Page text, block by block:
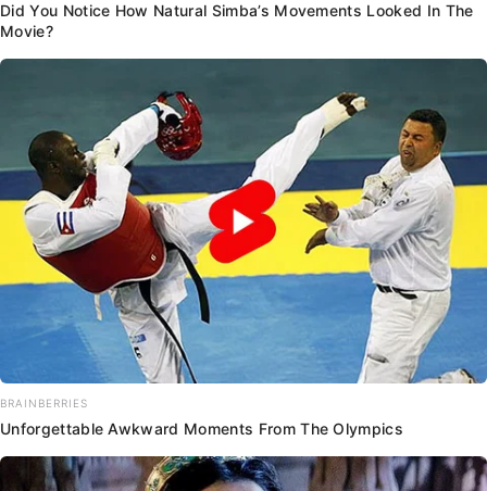
Did You Notice How Natural Simba’s Movements Looked In The
Movie?
BRAINBERRIES
Unforgettable Awkward Moments From The Olympics